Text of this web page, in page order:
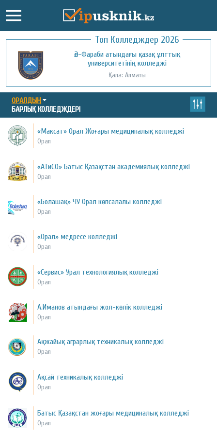
Топ Колледждер 2026
Әл-Фараби атындағы қазақ ұлттық
университетінің колледжі
Қала: Алматы
ОРАЛДЫҢ
БАРЛЫҚ КОЛЛЕДЖДЕРІ
«Mаксат» Орал Жоғары медициналық колледжі
Орал
«АТиСО» Батыс Қазақстан академиялық колледжі
Орал
«Болашақ» ЧУ Орал көпсалалы колледжі
Орал
«Орал» медресе колледжі
Орал
«Сервис» Урал технологиялық колледжі
Орал
А.Иманов атындағы жол-көлік колледжі
Орал
Ақжайық аграрлық техникалық колледжі
Орал
Ақсай техникалық колледжі
Орал
Батыс Қазақстан жоғары медициналық колледжі
Орал